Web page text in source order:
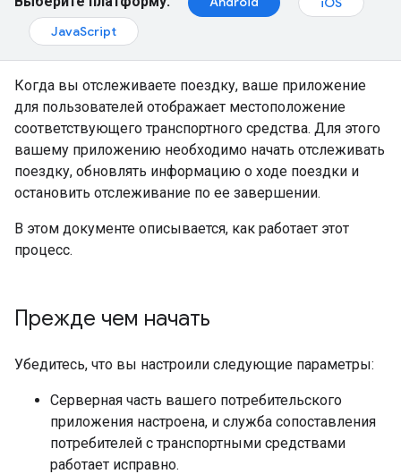
JavaScript
Когда вы отслеживаете поездку, ваше приложение
для пользователей отображает местоположение
соответствующего транспортного средства. Для этого
вашему приложению необходимо начать отслеживать
поездку, обновлять информацию о ходе поездки и
остановить отслеживание по ее завершении.
В этом документе описывается, как работает этот
процесс.
Прежде чем начать
Убедитесь, что вы настроили следующие параметры:
Серверная часть вашего потребительского
приложения настроена, и служба сопоставления
потребителей с транспортными средствами
работает исправно.